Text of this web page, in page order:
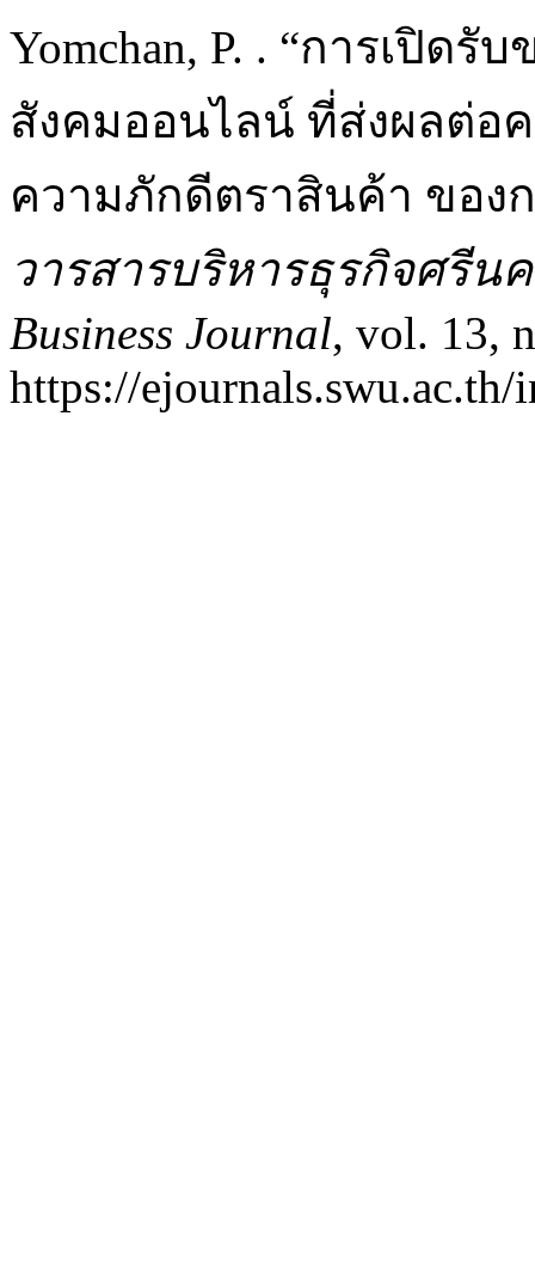
Yomchan, P. . “การเปิด
สังคมออนไลน์ ที่ส่งผลต่อ
ความภักดีตราสินค้า ของ
วารสารบริหารธุรกิจศรีน
Business Journal, vol. 13,
https://